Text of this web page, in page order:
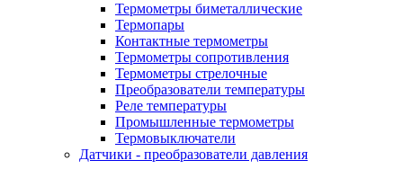
Термометры биметаллические
Термопары
Контактные термометры
Термометры сопротивления
Термометры стрелочные
Преобразователи температуры
Реле температуры
Промышленные термометры
Термовыключатели
Датчики - преобразователи давления